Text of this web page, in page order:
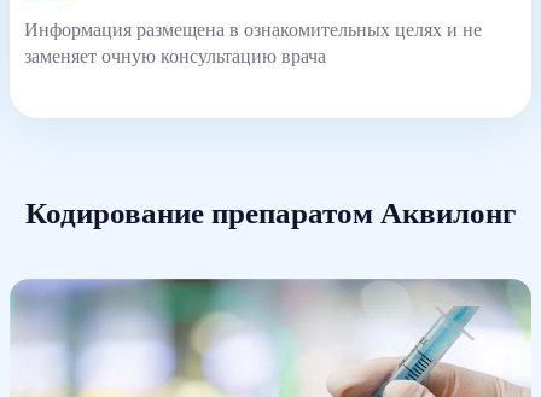
Информация размещена в ознакомительных целях и не
заменяет очную консультацию врача
Кодирование препаратом Аквилонг